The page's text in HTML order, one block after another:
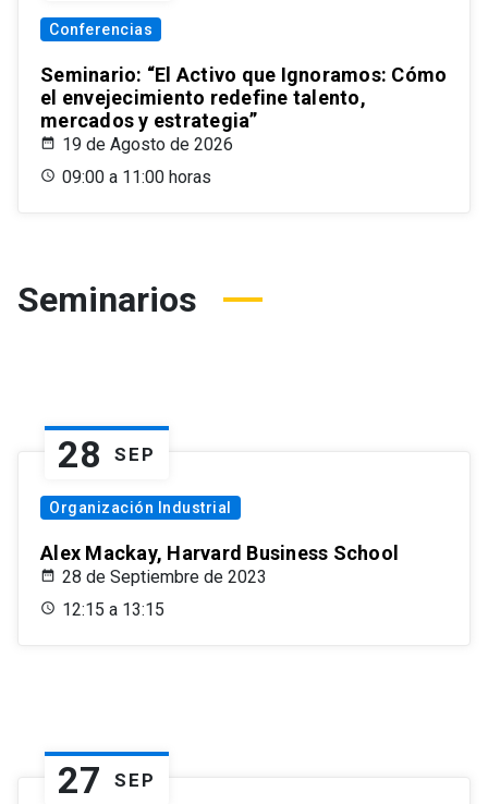
Conferencias
Seminario: “El Activo que Ignoramos: Cómo
el envejecimiento redefine talento,
mercados y estrategia”
19 de Agosto de 2026
09:00 a 11:00 horas
Seminarios
28 SEP
Organización Industrial
Alex Mackay, Harvard Business School
28 de Septiembre de 2023
12:15 a 13:15
27 SEP